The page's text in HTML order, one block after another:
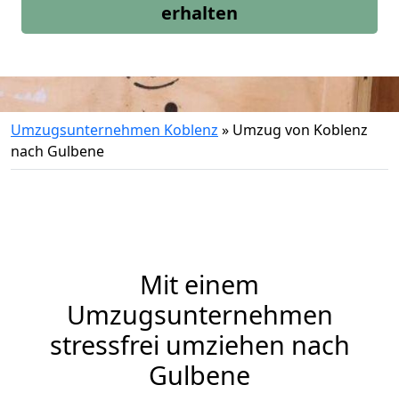
erhalten
Umzugsunternehmen Koblenz » Umzug von Koblenz
nach Gulbene
Mit einem
Umzugsunternehmen
stressfrei umziehen nach
Gulbene